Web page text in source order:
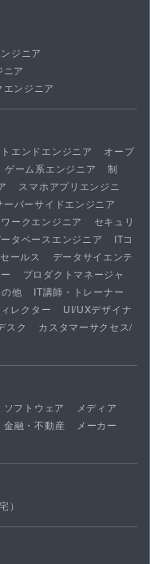
ジニア
ニア
ンジニア
エンドエンジニア
オープ
ゲーム系エンジニア
制
スマホアプリエンジニ
ーバーサイドエンジニア
ークエンジニア
セキュリ
タベースエンジニア
ITコ
ールス
データサイエンテ
プロダクトマネージャ
他
IT講師・トレーナー
レクター
UI/UXデザイナ
スク
カスタマーサクセス/
ソフトウェア
メディア
金融・不動産
メーカー
）